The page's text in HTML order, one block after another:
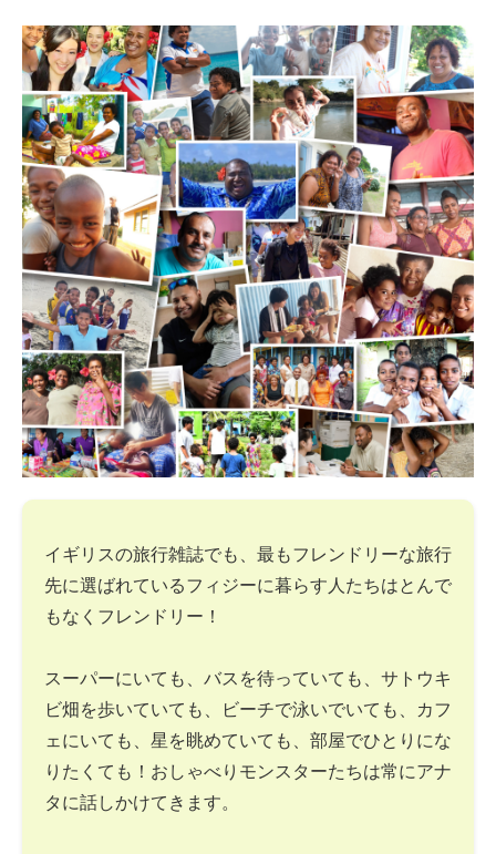
イギリスの旅行雑誌でも、最もフレンドリーな旅行
先に選ばれているフィジーに暮らす人たちはとんで
もなくフレンドリー！
スーパーにいても、バスを待っていても、サトウキ
ビ畑を歩いていても、ビーチで泳いでいても、カフ
ェにいても、星を眺めていても、部屋でひとりにな
りたくても！おしゃべりモンスターたちは常にアナ
タに話しかけてきます。